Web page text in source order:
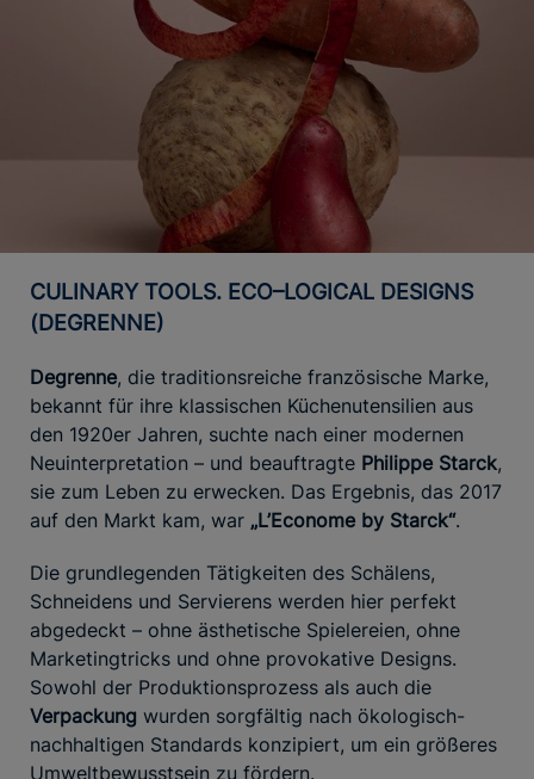
CULINARY TOOLS. ECO–LOGICAL DESIGNS
(DEGRENNE)
Degrenne, die traditionsreiche französische Marke,
bekannt für ihre klassischen Küchenutensilien aus
den 1920er Jahren, suchte nach einer modernen
Neuinterpretation – und beauftragte Philippe Starck,
sie zum Leben zu erwecken. Das Ergebnis, das 2017
auf den Markt kam, war „L’Econome by Starck“.
Die grundlegenden Tätigkeiten des Schälens,
Schneidens und Servierens werden hier perfekt
abgedeckt – ohne ästhetische Spielereien, ohne
Marketingtricks und ohne provokative Designs.
Sowohl der Produktionsprozess als auch die
Verpackung wurden sorgfältig nach ökologisch-
nachhaltigen Standards konzipiert, um ein größeres
Umweltbewusstsein zu fördern.